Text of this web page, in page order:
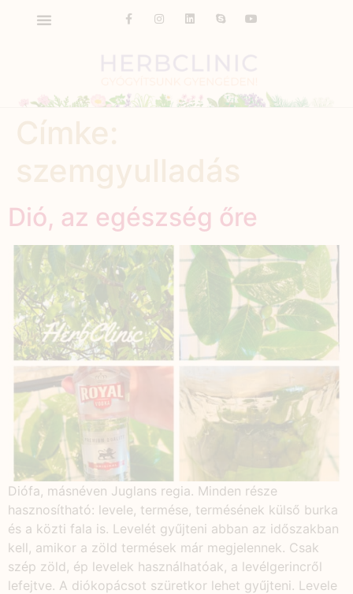
Dió, az egészség őre
Diófa, másnéven Juglans regia. Minden része
hasznosítható: levele, termése, termésének külső burka
és a közti fala is. Levelét gyűjteni abban az időszakban
kell, amikor a zöld termések már megjelennek. Csak
szép zöld, ép levelek használhatóak, a levélgerincről
lefejtve. A diókopácsot szüretkor lehet gyűjteni. Levele